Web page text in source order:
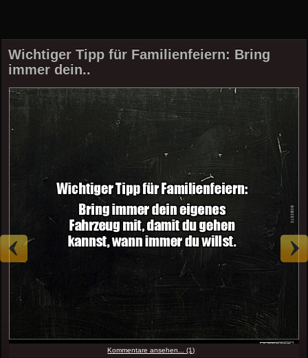
Wichtiger Tipp für Familienfeiern: Bring
immer dein..
Kommentare ansehen... (1)